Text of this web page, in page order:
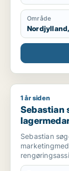
Område
Sebastian
1 år siden
Sebastian
Sebastian